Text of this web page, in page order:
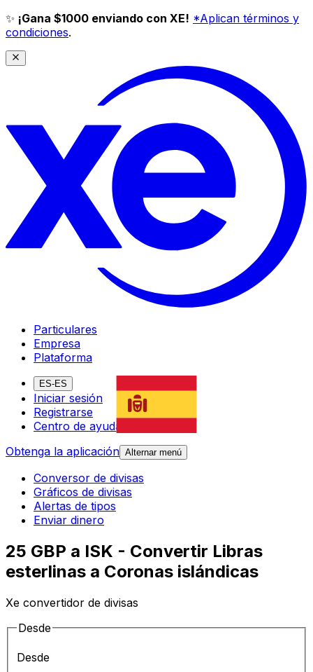
✨ ¡Gana $1000 enviando con XE! *Aplican términos y
condiciones.
Particulares
Empresa
Plataforma
ES-ES
Iniciar sesión
Registrarse
Centro de ayuda
Obtenga la aplicación Alternar menú
Conversor de divisas
Gráficos de divisas
Alertas de tipos
Enviar dinero
25 GBP a ISK - Convertir Libras
esterlinas a Coronas islándicas
Xe convertidor de divisas
Desde
Desde